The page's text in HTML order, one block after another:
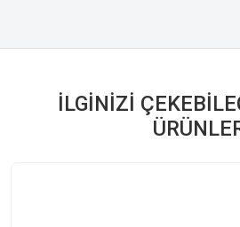
İLGINIZI